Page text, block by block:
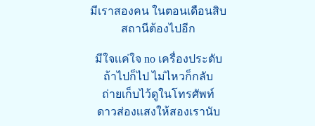
มีเราสองคน ในตอนเดือนสิบ
สถานีต้องไปอีก
มีใจเเค่ใจ no เครื่องประดับ
ถ้าไปก็ไป ไม่ไหวก็กลับ
ถ่ายเก็บไว้ดูในโทรศัพท์
ดาวส่องเเสงให้สองเรานับ